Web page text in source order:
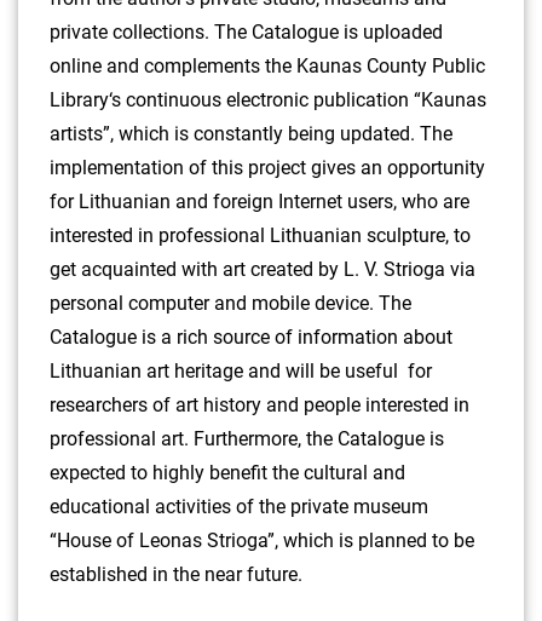
private collections. The Catalogue is uploaded
online and complements the Kaunas County Public
Library‘s continuous electronic publication “Kaunas
artists”, which is constantly being updated. The
implementation of this project gives an opportunity
for Lithuanian and foreign Internet users, who are
interested in professional Lithuanian sculpture, to
get acquainted with art created by L. V. Strioga via
personal computer and mobile device. The
Catalogue is a rich source of information about
Lithuanian art heritage and will be useful for
researchers of art history and people interested in
professional art. Furthermore, the Catalogue is
expected to highly benefit the cultural and
educational activities of the private museum
“House of Leonas Strioga”, which is planned to be
established in the near future.